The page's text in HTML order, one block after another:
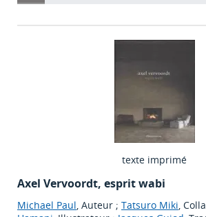
texte imprimé
Axel Vervoordt, esprit wabi
Michael Paul, Auteur ; Tatsuro Miki,